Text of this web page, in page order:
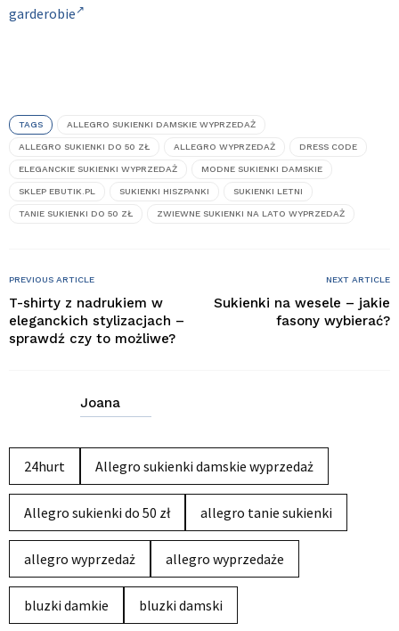
garderobie
TAGS ALLEGRO SUKIENKI DAMSKIE WYPRZEDAŻ
ALLEGRO SUKIENKI DO 50 ZŁ ALLEGRO WYPRZEDAŻ DRESS CODE
ELEGANCKIE SUKIENKI WYPRZEDAŻ MODNE SUKIENKI DAMSKIE
SKLEP EBUTIK.PL SUKIENKI HISZPANKI SUKIENKI LETNI
TANIE SUKIENKI DO 50 ZŁ ZWIEWNE SUKIENKI NA LATO WYPRZEDAŻ
PREVIOUS ARTICLE
T-shirty z nadrukiem w
eleganckich stylizacjach –
sprawdź czy to możliwe?
NEXT ARTICLE
Sukienki na wesele – jakie
fasony wybierać?
Joana
24hurt Allegro sukienki damskie wyprzedaż
Allegro sukienki do 50 zł allegro tanie sukienki
allegro wyprzedaż allegro wyprzedaże
bluzki damkie bluzki damski